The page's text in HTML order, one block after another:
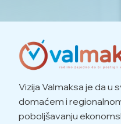
Vizija Valmaksa je da u
domaćem i
poboljšavanju